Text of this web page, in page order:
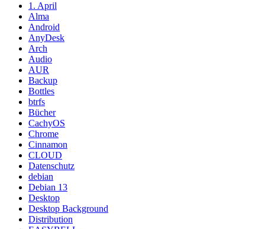
1. April
Alma
Android
AnyDesk
Arch
Audio
AUR
Backup
Bottles
btrfs
Bücher
CachyOS
Chrome
Cinnamon
CLOUD
Datenschutz
debian
Debian 13
Desktop
Desktop Background
Distribution